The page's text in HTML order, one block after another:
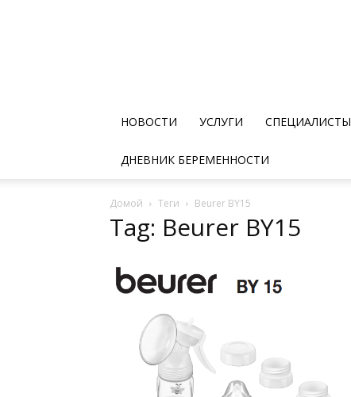
НОВОСТИ УСЛУГИ СПЕЦИАЛИСТЫ
ДНЕВНИК БЕРЕМЕННОСТИ
Домой Теги Beurer BY15
Tag: Beurer BY15